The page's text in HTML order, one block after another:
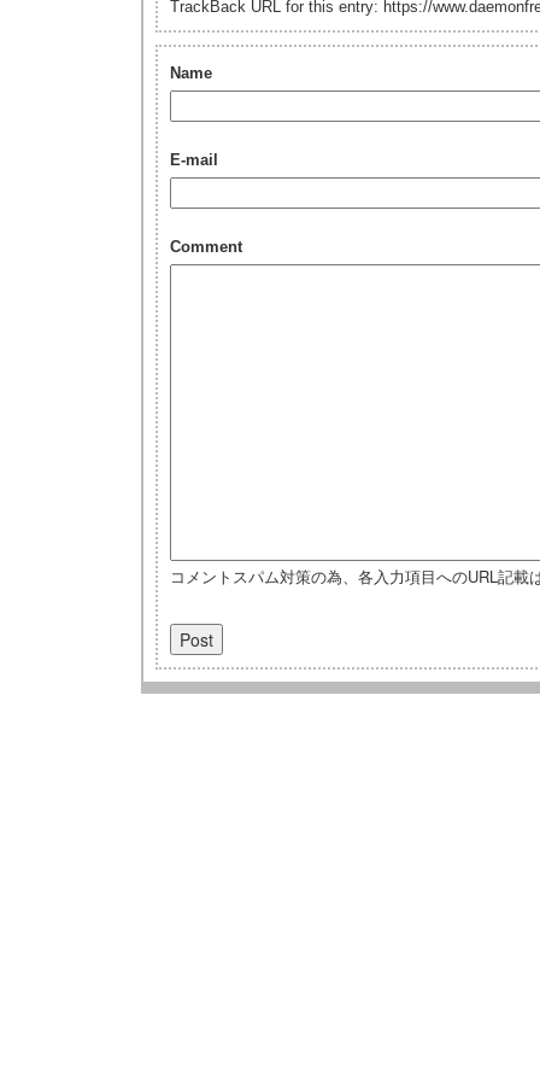
TrackBack URL for this entry: https://
Name
E-mail
Comment
コメントスパム対策の為、各入力項目へのURL記載